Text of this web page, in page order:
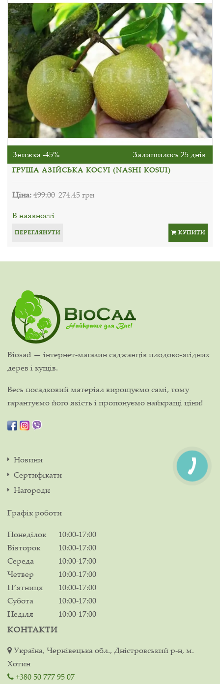
Знижка -45% Залишилось 25 днів
ГРУША АЗІЙСЬКА КОСУІ (NASHI KOSUI)
Ціна:499.00 274.45 грн
В наявності
ПЕРЕГЛЯНУТИ КУПИТИ
Biosad — інтернет-магазин саджанців плодово-ягідних
дерев і кущів.
Весь посадковий матеріал вирощуємо самі, тому
гарантуємо його якість і пропонуємо найкращі ціни!
Новини
Сертифікати
Нагороди
Графік роботи
Понеділок
10:00-17:00
Вівторок
10:00-17:00
Середа
10:00-17:00
Четвер
10:00-17:00
Пʼятниця
10:00-17:00
Субота
10:00-17:00
Неділя
10:00-17:00
КОНТАКТИ
Україна, Чернівецька обл., Дністровський р-н, м.
Хотин
+380 50 777 95 07